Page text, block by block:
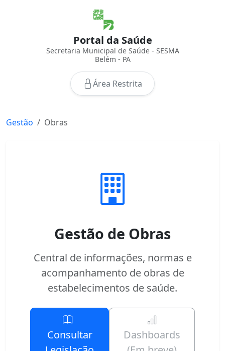
Portal da Saúde
Secretaria Municipal de Saúde - SESMA
Belém - PA
Área Restrita
Gestão Obras
Gestão de Obras
Central de informações, normas e
acompanhamento de obras de
estabelecimentos de saúde.
Consultar
Dashboards